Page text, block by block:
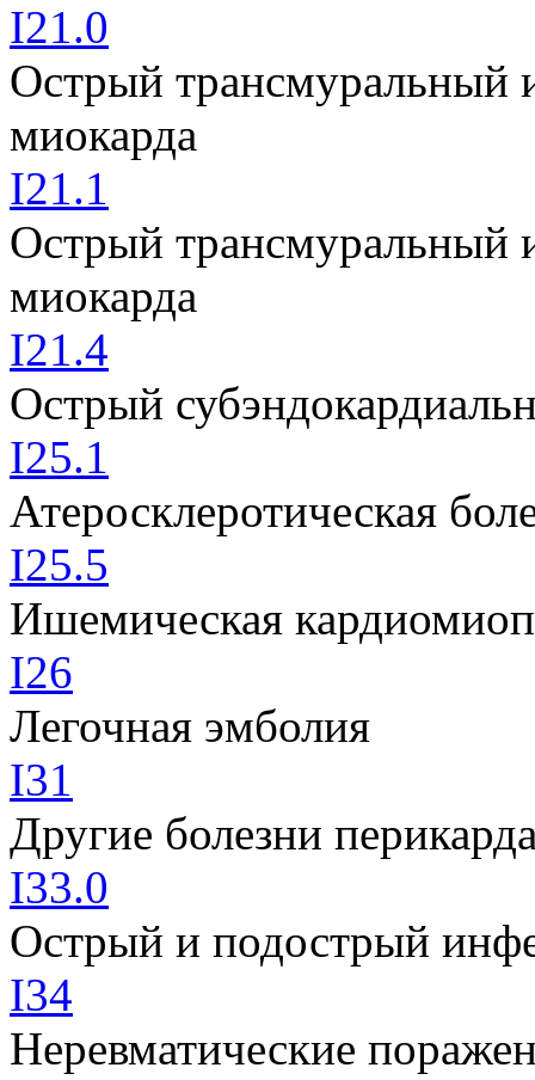
I21.0
Острый трансмуральный
миокарда
I21.1
Острый трансмуральный
миокарда
I21.4
Острый
I25.1
Атеросклеротическая
I25.5
Ишемическая
I26
Легочная эмболия
I31
Другие болезни
I33.0
Острый и подострый
I34
Неревматические